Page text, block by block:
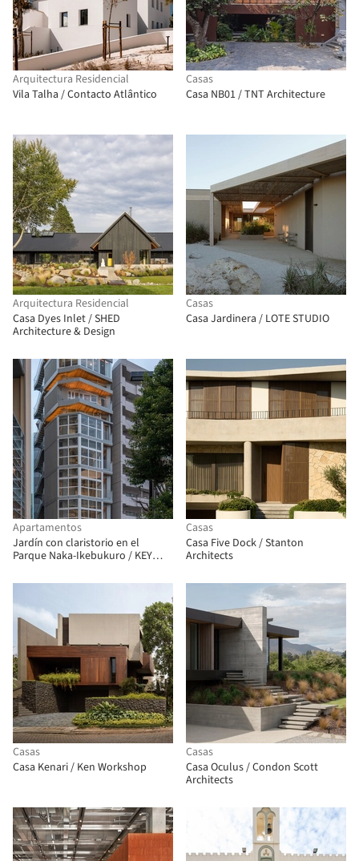
Arquitectura Residencial
Vila Talha / Contacto Atlântico
Casas
Casa NB01 / TNT Architecture
Arquitectura Residencial
Casa Dyes Inlet / SHED
Architecture & Design
Casas
Casa Jardinera / LOTE STUDIO
Apartamentos
Jardín con claristorio en el
Parque Naka-Ikebukuro / KEY
Casas
Casa Five Dock / Stanton
Architects
Casas
Casa Kenari / Ken Workshop
Casas
Casa Oculus / Condon Scott
Architects